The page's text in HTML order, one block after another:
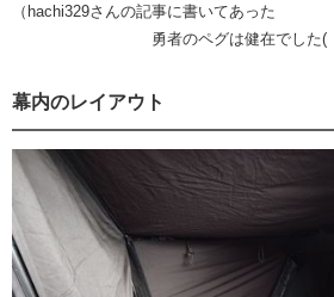
（hachi329さんの記事に書いてあった
勇者のペグは健在でした(゜o
幕内のレイアウト